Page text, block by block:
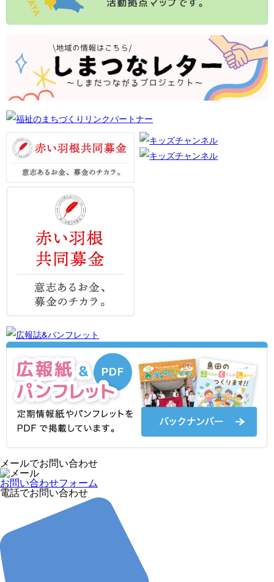
メールでお問い合わせ
お問い合わせフォーム
電話でお問い合わせ